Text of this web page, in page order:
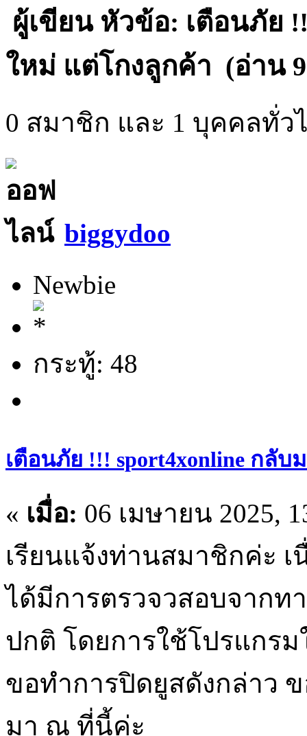
ผู้เขียนหัวข้อ: เตือนภัย
ใหม่ แต่โกงลูกค้า (อ่าน
0 สมาชิก และ 1 บุคคลทั่ว
biggydoo
Newbie
กระทู้: 48
เตือนภัย !!! sport4xonline กลับ
« เมื่อ: 06 เมษายน 2025,
เรียนแจ้งท่านสมาชิกค่ะ เ
ได้มีการตรวจวสอบจากท
ปกติ โดยการใช้โปรแกรม
ขอทำการปิดยูสดังกล่าว
มา ณ ที่นี้ค่ะ